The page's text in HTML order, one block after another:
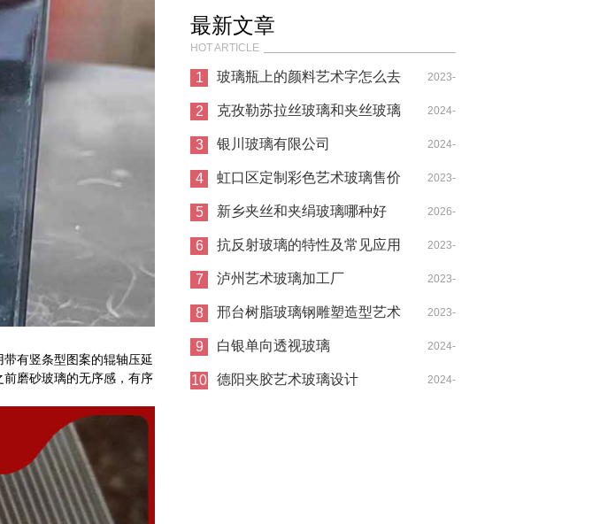
有竖条型图案的辊轴压延
磨砂玻璃的无序感，有序
最新文章
HOT ARTICLE
1 玻璃瓶上的颜料艺术字怎么去
除
2023-
10-13
2 克孜勒苏拉丝玻璃和夹丝玻璃
的区别
2024-
07-25
3 银川玻璃有限公司 2024-
03-30
4 虹口区定制彩色艺术玻璃售价 2023-
07-07
5 新乡夹丝和夹绢玻璃哪种好 2026-
06-10
6 抗反射玻璃的特性及常见应用
范围
2023-
05-26
7 泸州艺术玻璃加工厂 2023-
07-02
8 邢台树脂玻璃钢雕塑造型艺术
品
2023-
09-26
9 白银单向透视玻璃 2024-
06-25
10 德阳夹胶艺术玻璃设计 2024-